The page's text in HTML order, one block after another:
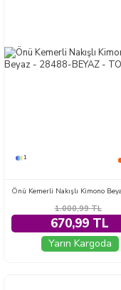
1
1.000,99TL
670,99 TL
Yarın Kargoda